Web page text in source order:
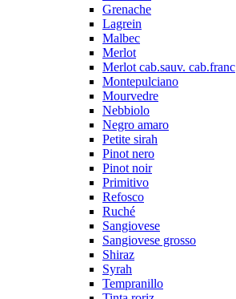
Grenache
Lagrein
Malbec
Merlot
Merlot cab.sauv. cab.franc
Montepulciano
Mourvedre
Nebbiolo
Negro amaro
Petite sirah
Pinot nero
Pinot noir
Primitivo
Refosco
Ruché
Sangiovese
Sangiovese grosso
Shiraz
Syrah
Tempranillo